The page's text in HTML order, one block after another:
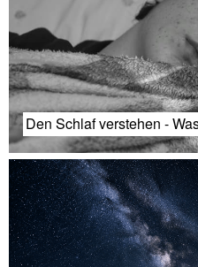
Den Schlaf verstehen -